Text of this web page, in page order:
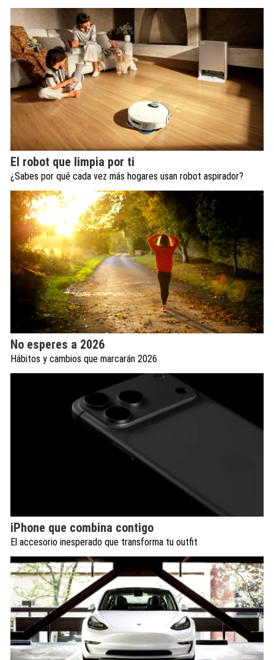
El robot que limpia por ti
¿Sabes por qué cada vez más hogares usan robot aspirador?
No esperes a 2026
Hábitos y cambios que marcarán 2026
iPhone que combina contigo
El accesorio inesperado que transforma tu outfit